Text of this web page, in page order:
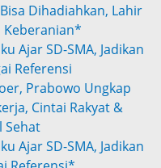
Ajar SD-SMA, Jadikan
Referensi
Prabowo Ungkap
Cintai Rakyat &
Sehat
Ajar SD-SMA, Jadikan
Referensi*
Jembatan, Perbaiki